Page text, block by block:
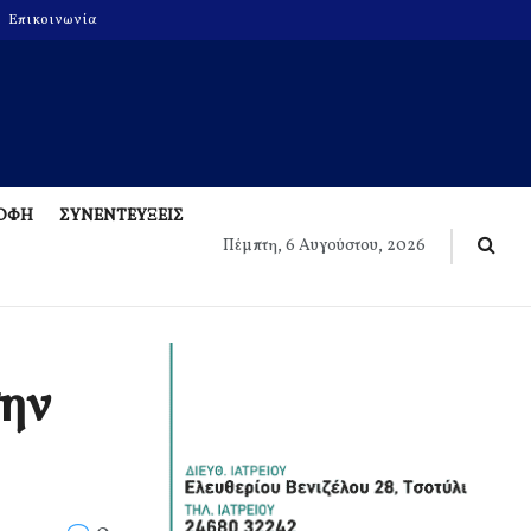
Επικοινωνία
ΣΥΝΕΝΤΕΥΞΕΙΣ
Πέμπτη, 6 Αυγούστου, 2026